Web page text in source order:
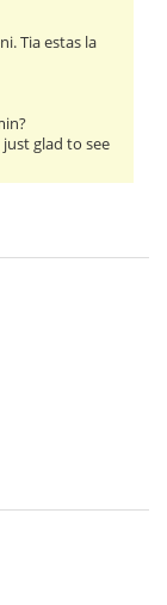
Tia estas la
glad to see